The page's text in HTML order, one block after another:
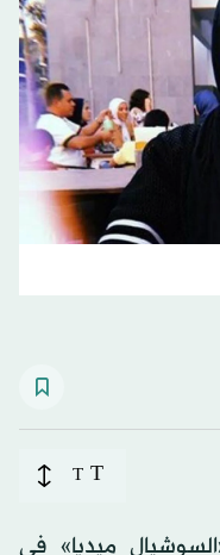
T
T
ميديا» في